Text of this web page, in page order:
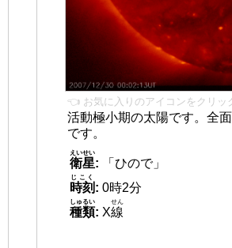
👈 お気に入りのアイコンをクリッ
活動極小期の太陽です。全
です。
衛星
えいせい
:
「ひので」
時刻
じこく
: 0時2分
種類
しゅるい
: X線
せん